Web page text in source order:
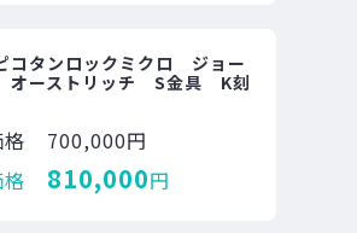
タンロックミクロ ジョー
オーストリッチ S金具 K刻
700,000円
810,000円